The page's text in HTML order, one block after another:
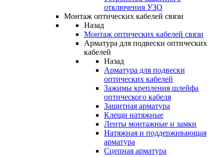
отключения УЗО
Монтаж оптических кабелей связи
Назад
Монтаж оптических кабелей связи
Арматура для подвески оптических
кабелей
Назад
Арматура для подвески
оптических кабелей
Зажимы крепления шлейфа
оптического кабеля
Защитная арматура
Клещи натяжные
Ленты монтажные и замки
Натяжная и поддерживающая
арматура
Сцепная арматура